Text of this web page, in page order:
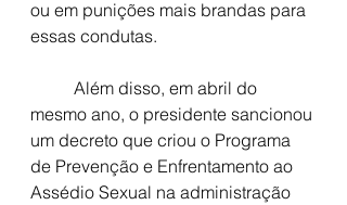
ou em punições mais brandas para
essas condutas.
mesmo ano, o presidente sancionou
um decreto que criou o Programa
de Prevenção e Enfrentamento ao
Assédio Sexual na administração